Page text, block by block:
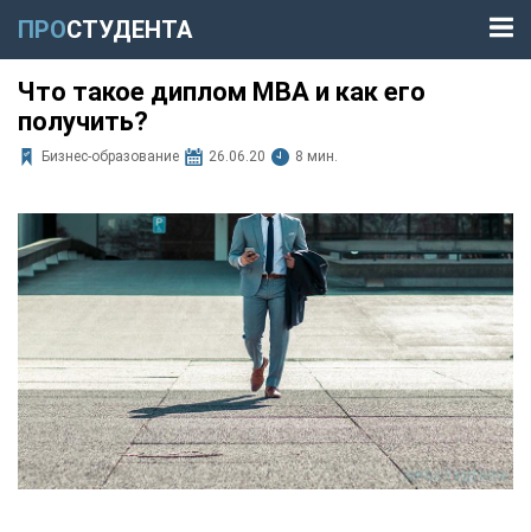
ПРОСТУДЕНТА
Что такое диплом MBA и как его
получить?
Бизнес-образование 26.06.20 8 мин.